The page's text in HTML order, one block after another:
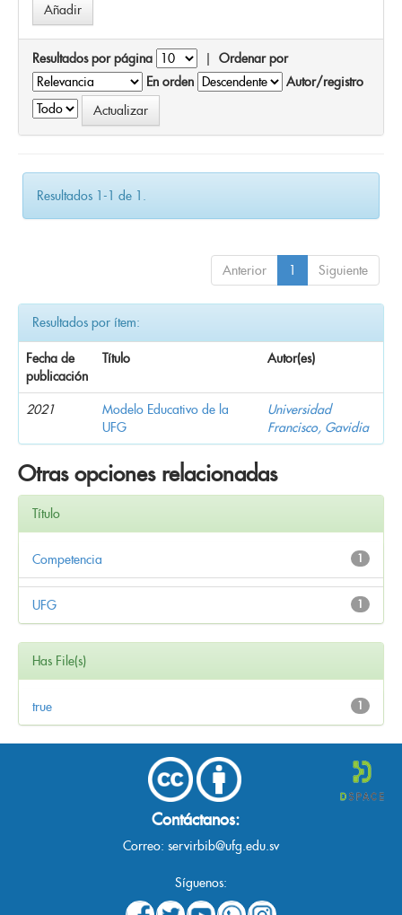
Resultados por página | Ordenar por
En orden
Autor/registro
Resultados 1-1 de 1.
Anterior 1 Siguiente
Resultados por ítem:
Fecha de
publicación
Título Autor(es)
2021
Modelo Educativo de la
UFG
Universidad
Francisco, Gavidia
Otras opciones relacionadas
Título
1
Competencia
1
UFG
Has File(s)
1
true
Contáctanos:
Correo: servirbib@ufg.edu.sv
Síguenos: